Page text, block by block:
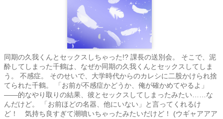
同期の久我くんとセックスしちゃった!? 課長の送別会。 そこで、泥
酔してしまった千鶴は、なぜか同期の久我くんとセックスしてしま
う。 不感症。 そのせいで、大学時代からのカレシに二股かけられ捨
てられた千鶴。 「お前が不感症かどうか、俺が確かめてやるよ」
――的なやり取りの結果、彼とセックスしてしまったみたい……な
んだけど。 「お前ほどの名器、他にいない」と言ってくれるけ
ど！ 気持ち良すぎて潮噴いちゃったみたいだけど！ (ウギャアアア